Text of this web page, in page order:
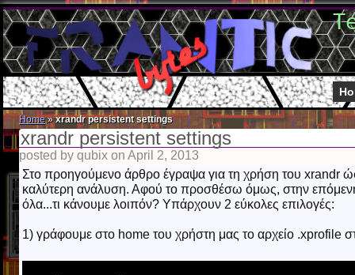
Home»xrandr persistent settings
xrandr persistent settings
posted by qubix on April 2, 2013
Στο προηγούμενο άρθρο έγραψα για τη χρήση του xrandr
καλύτερη ανάλυση. Αφού το προσθέσω όμως, στην επόμενη
όλα...τι κάνουμε λοιπόν? Υπάρχουν 2 εύκολες επιλογές:
1) γράφουμε στο home του χρήστη μας το αρχείο .xprofile